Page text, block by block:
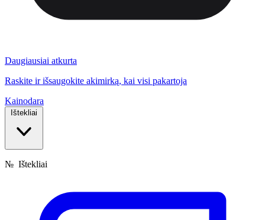
Daugiausiai atkurta
Raskite ir išsaugokite akimirką, kai visi pakartoja
Kainodara
Ištekliai
№ Ištekliai